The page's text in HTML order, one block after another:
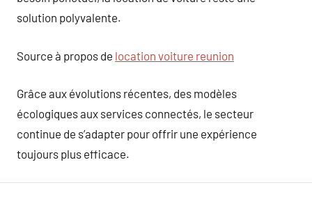
solution polyvalente.
Source à propos de location voiture reunion
Grâce aux évolutions récentes, des modèles
écologiques aux services connectés, le secteur
continue de s’adapter pour offrir une expérience
toujours plus efficace.